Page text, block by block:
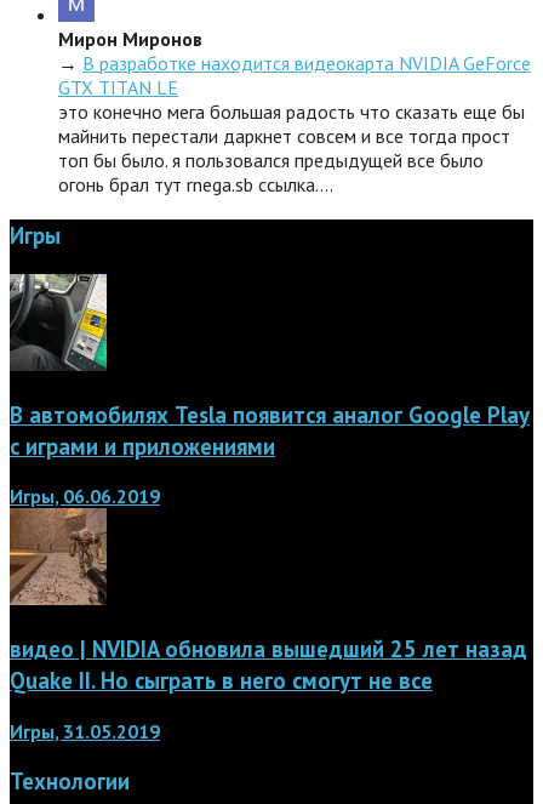
Мирон Миронов
→ В разработке находится видеокарта NVIDIA GeForce
GTX TITAN LE
это конечно мега большая радость что сказать еще бы
майнить перестали даркнет совсем и все тогда прост
топ бы было. я пользовался предыдущей все было
огонь брал тут rnega.sb ссылка.…
Игры
В автомобилях Tesla появится аналог Google Play
с играми и приложениями
Игры, 06.06.2019
видео | NVIDIA обновила вышедший 25 лет назад
Quake II. Но сыграть в него смогут не все
Игры, 31.05.2019
Технологии